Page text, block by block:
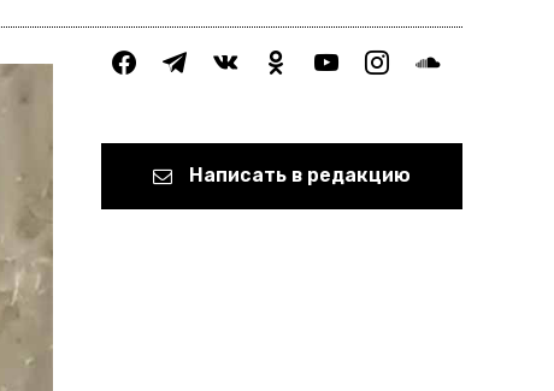
facebooktelegramvkontakteodnoklassniki
youtubeinstagramsoundcloud
Написать в редакцию